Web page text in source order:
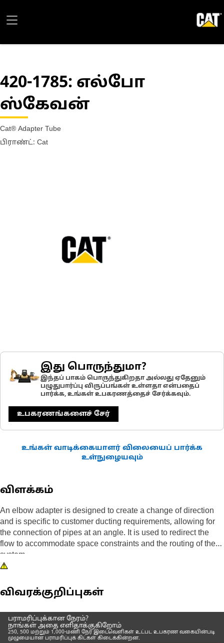
420-1785: எல்போ
ஸ்கேவன்
Cat® Adapter Tube
பிராண்ட்: Cat
இது பொருந்துமா?
இந்தப் பாகம் பொருந்துகிறதா அல்லது ஏதேனும்
பழுதுபார்ப்பு விருப்பங்கள் உள்ளதா என்பதைப்
பார்க்க, உங்கள் உபகரணத்தைச் சேர்க்கவும்.
உபகரணங்களைச் சேர்
உங்கள் வாடிக்கையாளர் விலையைப் பார்க்க
உள்நுழையவும்
விளக்கம்
An elbow adapter is designed to create a change of direction
and is specific to customer ducting requirements, allowing for
the connection of pipes at an angle. It is used to redirect the
flow to accommodate space constraints and the routing of the
system.
விவரக்குறிப்புகள்
பராமரிப்புக்கான நேரம்?
நாங்கள் அதை எளிதாக்குகிறோம்
250, 500 மற்றும் 1,000-மணி நேர இடைவெளிகள் உட்பட உபகரண வகையின்படி
முழுமையான பராமரிப்புக் கிட்கள் கிடைக்கின்றன.